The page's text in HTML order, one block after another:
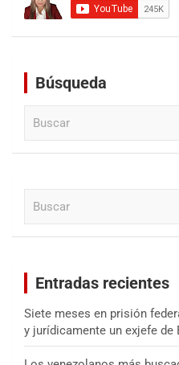
Búsqueda
Entradas recientes
Siete meses en prisión
y jurídicamente un exjefe de